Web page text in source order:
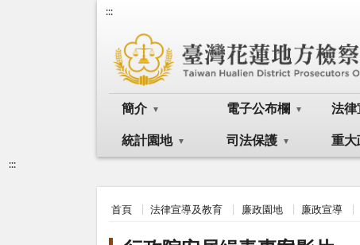
:::
簡介 電子公布欄 法律
統計園地 司法保護 重大
:::
首頁 法律宣導及教育 廉政園地 廉政宣導